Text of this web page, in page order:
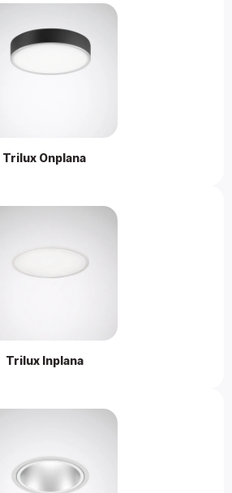
Trilux Onplana
Trilux Inplana